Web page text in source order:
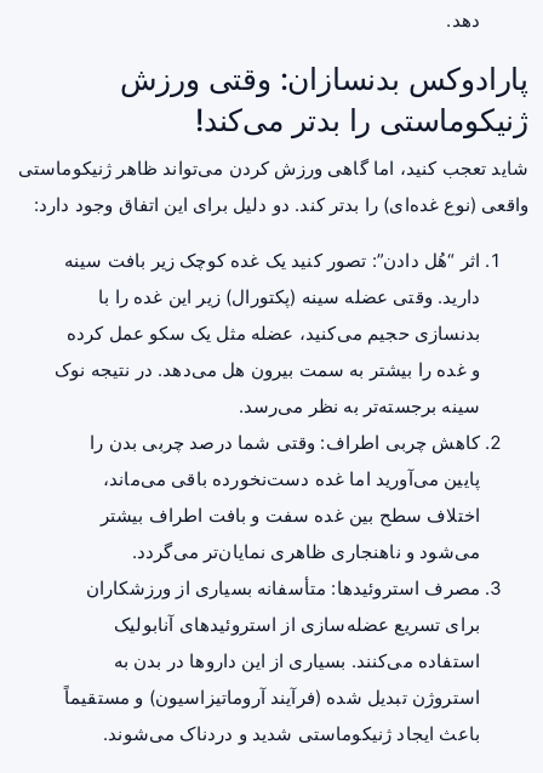
دهد.
پارادوکس بدنسازان: وقتی ورزش
ژنیکوماستی را بدتر می‌کند!
شاید تعجب کنید، اما گاهی ورزش کردن می‌تواند ظاهر ژنیکوماستی
واقعی (نوع غده‌ای) را بدتر کند. دو دلیل برای این اتفاق وجود دارد:
اثر “هُل دادن”: تصور کنید یک غده کوچک زیر بافت سینه
دارید. وقتی عضله سینه (پکتورال) زیر این غده را با
بدنسازی حجیم می‌کنید، عضله مثل یک سکو عمل کرده
و غده را بیشتر به سمت بیرون هل می‌دهد. در نتیجه نوک
سینه برجسته‌تر به نظر می‌رسد.
کاهش چربی اطراف: وقتی شما درصد چربی بدن را
پایین می‌آورید اما غده دست‌نخورده باقی می‌ماند،
اختلاف سطح بین غده سفت و بافت اطراف بیشتر
می‌شود و ناهنجاری ظاهری نمایان‌تر می‌گردد.
مصرف استروئیدها: متأسفانه بسیاری از ورزشکاران
برای تسریع عضله‌سازی از استروئیدهای آنابولیک
استفاده می‌کنند. بسیاری از این داروها در بدن به
استروژن تبدیل شده (فرآیند آروماتیزاسیون) و مستقیماً
باعث ایجاد ژنیکوماستی شدید و دردناک می‌شوند.